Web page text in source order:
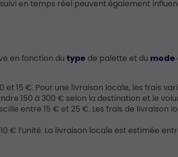
en temps réel peuvent également
en fonction du type de palette et du mode
et 15 €. Pour une livraison locale, les frais
150 à 300 € selon la destination et le
entre 15 € et 25 €. Les frais de livraison
€ l’unité. La livraison locale est estimée